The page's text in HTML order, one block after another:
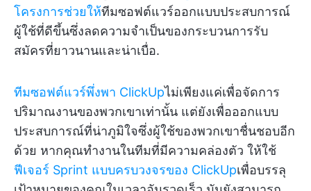
โครงการช่วยให้ทีมซอฟต์แวร์ออกแบบประสบการณ์
ผู้ใช้ที่ดีขึ้นซึ่งลดความจำเป็นของกระบวนการรับ
สมัครที่ยาวนานและน่าเบื่อ.
ทีมซอฟต์แวร์พึ่งพา ClickUpไม่เพียงแค่เพื่อจัดการ
ปริมาณงานของพวกเขาเท่านั้น แต่ยังเพื่อออกแบบ
ประสบการณ์ที่น่าภูมิใจซึ่งผู้ใช้ของพวกเขาชื่นชอบอีก
ด้วย หากคุณทำงานในทีมที่มีความคล่องตัว ให้ใช้
ฟีเจอร์ Sprint แบบครบวงจรของ ClickUpเพื่อบรรลุ